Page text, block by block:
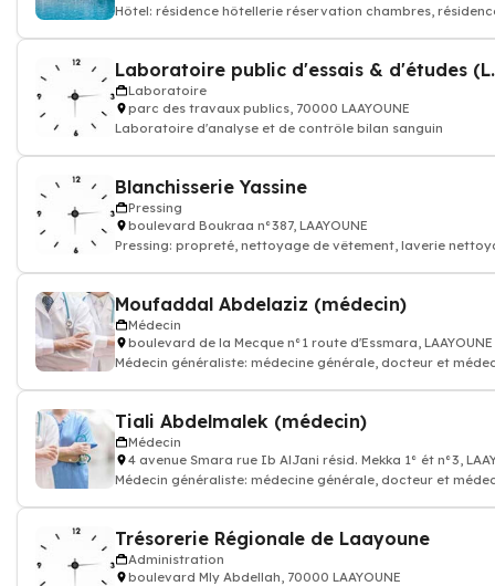
Hôtel: résidence hôtellerie réservation chambres,
Laboratoire public d'essais & d'études
Laboratoire
parc des travaux publics, 70000 LAAYOUNE
Laboratoire d'analyse et de contrôle bilan sanguin
Blanchisserie Yassine
Pressing
boulevard Boukraa n°387, LAAYOUNE
Pressing: propreté, nettoyage de vêtement, laverie
Moufaddal Abdelaziz (médecin)
Médecin
boulevard de la Mecque n°1 route d'Essmara, LAAYOUNE
Médecin généraliste: médecine générale, docteur et
Tiali Abdelmalek (médecin)
Médecin
4 avenue Smara rue Ib AlJani résid. Mekka 1° ét n°3,
Médecin généraliste: médecine générale, docteur et
Trésorerie Régionale de Laayoune
Administration
boulevard Mly Abdellah, 70000 LAAYOUNE